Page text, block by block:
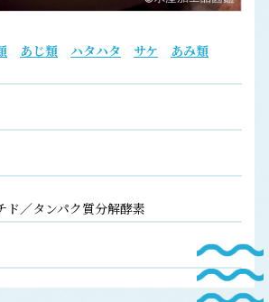
あじ類 ハタハタ サケ
あみ類
ド／タンパク質分解酵素